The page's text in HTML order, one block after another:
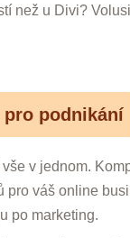
než u Divi?
pro podnikání
v jednom.
pro váš online
po marketing.